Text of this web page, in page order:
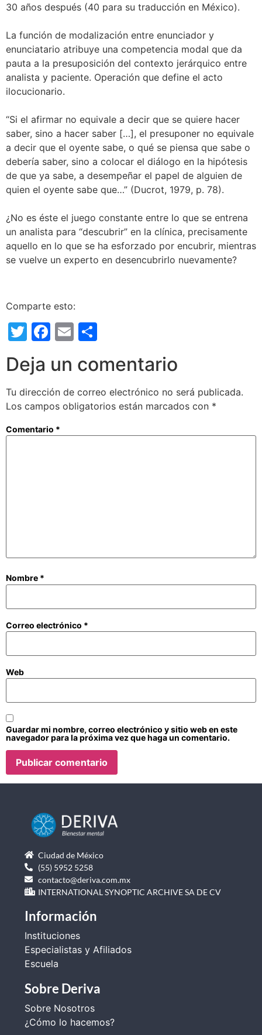
30 años después (40 para su traducción en México).
La función de modalización entre enunciador y
enunciatario atribuye una competencia modal que da
pauta a la presuposición del contexto jerárquico entre
analista y paciente. Operación que define el acto
ilocucionario.
“Si el afirmar no equivale a decir que se quiere hacer
saber, sino a hacer saber […], el presuponer no equivale
a decir que el oyente sabe, o qué se piensa que sabe o
debería saber, sino a colocar el diálogo en la hipótesis
de que ya sabe, a desempeñar el papel de alguien de
quien el oyente sabe que…” (Ducrot, 1979, p. 78).
¿No es éste el juego constante entre lo que se entrena
un analista para “descubrir” en la clínica, precisamente
aquello en lo que se ha esforzado por encubrir, mientras
se vuelve un experto en desencubrirlo nuevamente?
Comparte esto:
Twitter
Facebook
Email
Deja un comentario
Tu dirección de correo electrónico no será publicada.
Los campos obligatorios están marcados con *
Comentario *
Nombre *
Correo electrónico *
Web
Guardar mi nombre, correo electrónico y sitio web en este
navegador para la próxima vez que haga un comentario.
Ciudad de México
(55) 5952 5258
contacto@deriva.com.mx
INTERNATIONAL SYNOPTIC ARCHIVE SA DE CV
Información
Instituciones
Especialistas y Afiliados
Escuela
Sobre Deriva
Sobre Nosotros
¿Cómo lo hacemos?